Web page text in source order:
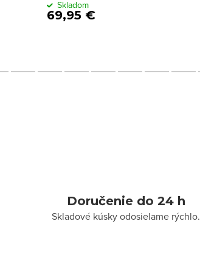
69,95 €
Skladom
Doručenie do 24 h
Skladové kúsky odosielame rýchlo.